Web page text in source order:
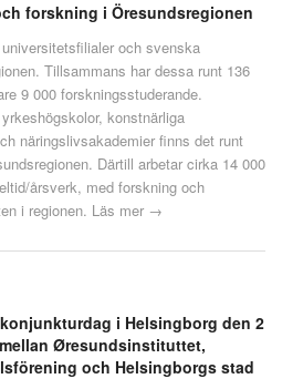
forskning i Öresundsregionen
och svenska
Tillsammans har dessa runt 136
9 000 forskningsstuderande.
konstnärliga
näringslivsakademier finns det runt
Därtill arbetar cirka 14 000
årsverk, med forskning och
i regionen. Läs mer →
i Helsingborg den 2
Øresundsinstituttet,
och Helsingborgs stad